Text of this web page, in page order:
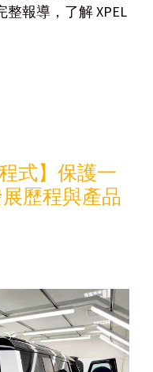
報導，了解 XPEL
式】保護一
展歷程與產品